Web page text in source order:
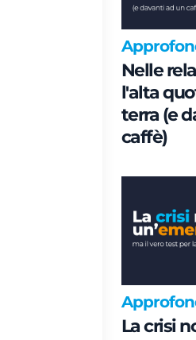
Nelle
l'alta
terra (e
caffè)
La crisi